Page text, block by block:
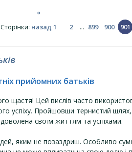
Сторінки:
«
назад 1 2 ... 899 900 901
прийомних батьків
щастя! Цей вислів часто
успіху. Пройшовши тернистий
своїм життям та успіхами.
яким не позаздриш. Особливо